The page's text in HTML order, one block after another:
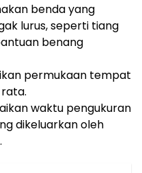
benda yang
lurus, seperti tiang
benang
permukaan tempat
waktu pengukuran
dikeluarkan oleh